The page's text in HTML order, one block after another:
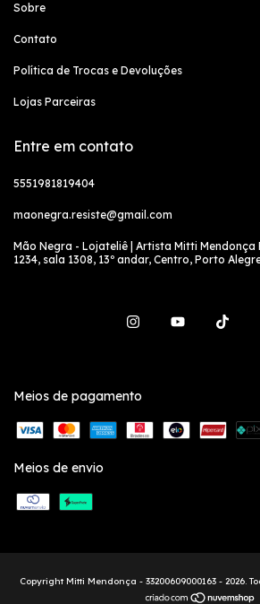
Sobre
Contato
Política de Trocas e Devoluções
Lojas Parceiras
Entre em contato
5551981819404
maonegra.resiste@gmail.com
Mão Negra - Lojateliê | Artista Mitti Mendonça
1234, sala 1308, 13º andar, Centro, Porto
Meios de pagamento
Meios de envio
Copyright Mitti Mendonça - 33200609000163 - 2026.